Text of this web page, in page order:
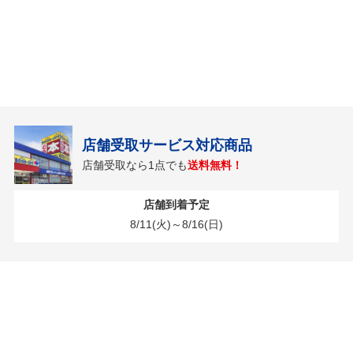
店舗受取サービス対応商品
店舗受取なら1点でも送料無料！
店舗到着予定
8/11(火)～8/16(日)